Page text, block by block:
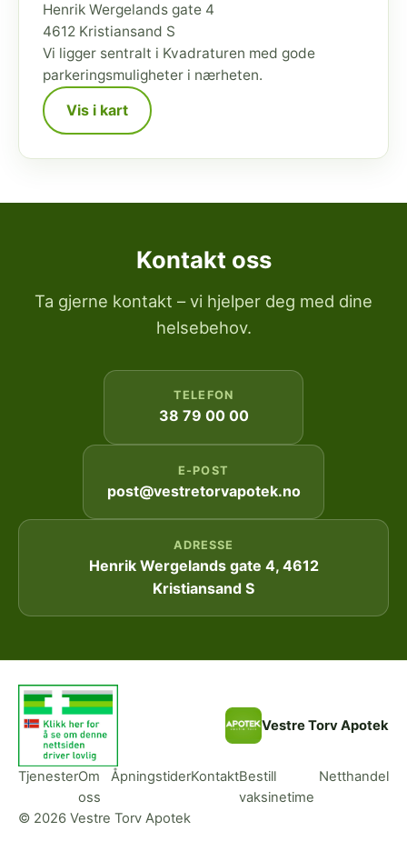
Henrik Wergelands gate 4
4612 Kristiansand S
Vi ligger sentralt i Kvadraturen med gode
parkeringsmuligheter i nærheten.
Vis i kart
Kontakt oss
Ta gjerne kontakt – vi hjelper deg med dine
helsebehov.
TELEFON
38 79 00 00
E-POST
post@vestretorvapotek.no
ADRESSE
Henrik Wergelands gate 4, 4612
Kristiansand S
Vestre Torv Apotek
TjenesterOm
oss
ÅpningstiderKontaktBestill
vaksinetime
Netthandel
© 2026 Vestre Torv Apotek